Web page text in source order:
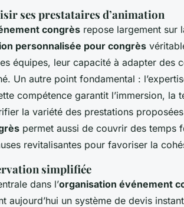
ses prestataires d’animation
congrès repose largement sur
personnalisée pour congrès
équipes, leur capacité à adapter des
Un autre point fondamental :
compétence garantit l’immersion, la
la variété des prestations
permet aussi de couvrir des temps
revitalisantes pour favoriser la
simplifiée
dans l’organisation événement
aujourd’hui un système de devis